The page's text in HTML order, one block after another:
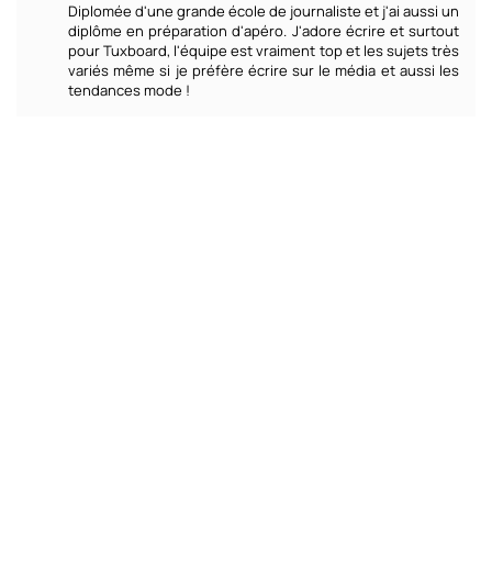
Diplomée d'une grande école de journaliste et j'ai aussi un
diplôme en préparation d'apéro. J'adore écrire et surtout
pour Tuxboard, l'équipe est vraiment top et les sujets très
variés même si je préfère écrire sur le média et aussi les
tendances mode !